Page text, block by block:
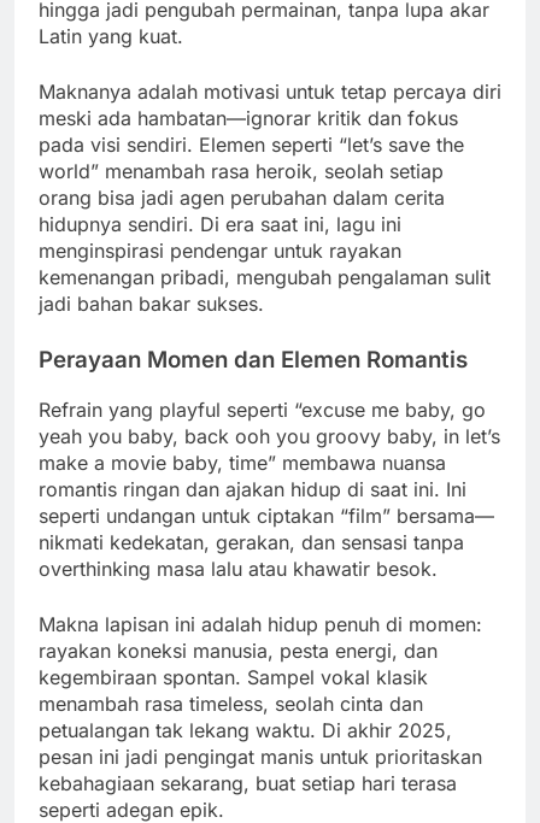
hingga jadi pengubah permainan, tanpa lupa akar
Latin yang kuat.
Maknanya adalah motivasi untuk tetap percaya diri
meski ada hambatan—ignorar kritik dan fokus
pada visi sendiri. Elemen seperti “let’s save the
world” menambah rasa heroik, seolah setiap
orang bisa jadi agen perubahan dalam cerita
hidupnya sendiri. Di era saat ini, lagu ini
menginspirasi pendengar untuk rayakan
kemenangan pribadi, mengubah pengalaman sulit
jadi bahan bakar sukses.
Perayaan Momen dan Elemen Romantis
Refrain yang playful seperti “excuse me baby, go
yeah you baby, back ooh you groovy baby, in let’s
make a movie baby, time” membawa nuansa
romantis ringan dan ajakan hidup di saat ini. Ini
seperti undangan untuk ciptakan “film” bersama—
nikmati kedekatan, gerakan, dan sensasi tanpa
overthinking masa lalu atau khawatir besok.
Makna lapisan ini adalah hidup penuh di momen:
rayakan koneksi manusia, pesta energi, dan
kegembiraan spontan. Sampel vokal klasik
menambah rasa timeless, seolah cinta dan
petualangan tak lekang waktu. Di akhir 2025,
pesan ini jadi pengingat manis untuk prioritaskan
kebahagiaan sekarang, buat setiap hari terasa
seperti adegan epik.